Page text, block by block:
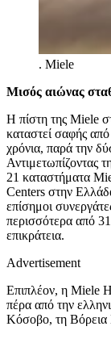
. Miele
Μισός αιώνας
Η πίστη της Miele
καταστεί σαφής
χρόνια, παρά την
Αντιμετωπίζοντας
21 καταστήματα
Centers στην
επίσημοι
περισσότερα από
επικράτεια.
Advertisement
Επιπλέον, η Miele
πέρα από την
Κόσοβο, τη Βόρεια